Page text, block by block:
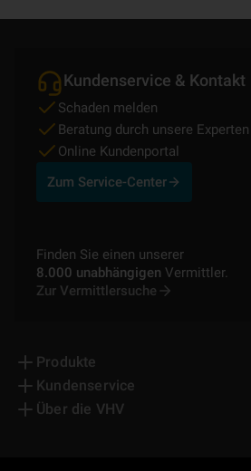
Kundenservice & Kontakt
Schaden melden
Beratung durch unsere Experten
Online Kundenportal
Zum Service-Center
Finden Sie einen unserer
8.000 unabhängigen Vermittler.
Zur Vermittlersuche
Produkte
Kundenservice
Über die VHV